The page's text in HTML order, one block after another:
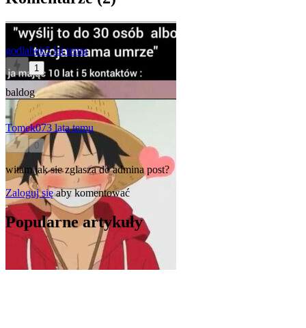
godlabek5 lat temu
1
baldog
Tomek073 lata temu
0
witam jak sie zglasza do admina post?
Zaloguj sięaby komentować
Popularne artykuły